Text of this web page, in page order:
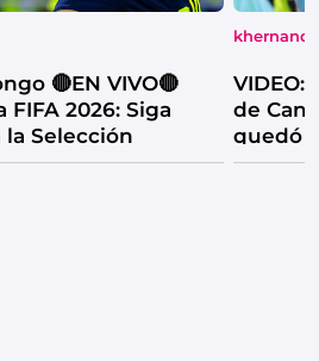
🔴EN VIVO🔴
2026: Siga
Selección
VIDEO:
de
quedó